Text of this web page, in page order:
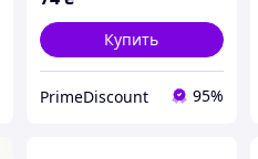
силиконовая для
выпечки и
Купить
PrimeDiscount 95%